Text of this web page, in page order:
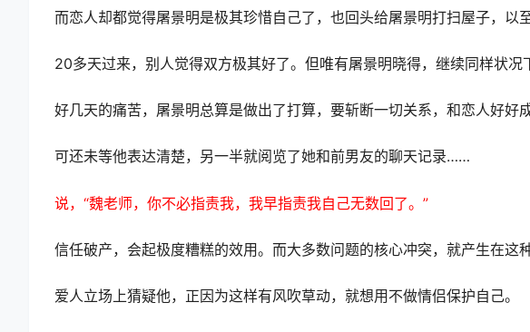
而恋人却都觉得屠景明是极其珍惜自己了，也回头给屠景明打扫屋子，以
20多天过来，别人觉得双方极其好了。但唯有屠景明晓得，继续同样状况
好几天的痛苦，屠景明总算是做出了打算，要斩断一切关系，和恋人好好
可还未等他表达清楚，另一半就阅览了她和前男友的聊天记录……
说，“魏老师，你不必指责我，我早指责我自己无数回了。”
信任破产，会起极度糟糕的效用。而大多数问题的核心冲突，就产生在这
爱人立场上猜疑他，正因为这样有风吹草动，就想用不做情侣保护自己。